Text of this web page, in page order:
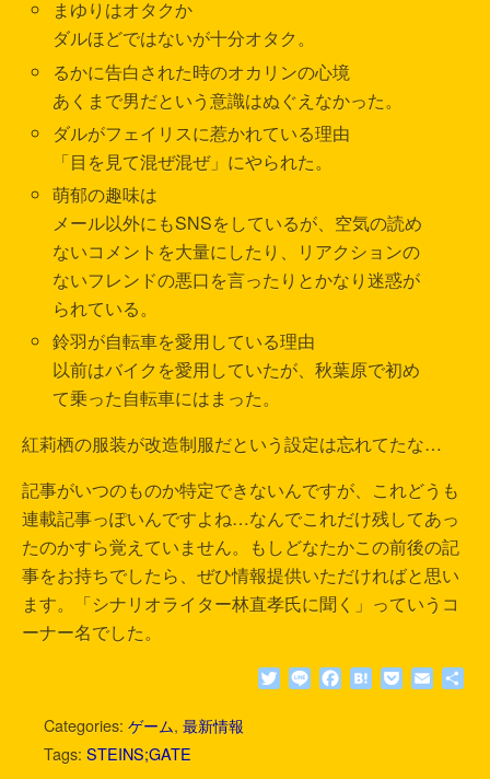
まゆりはオタクか
ダルほどではないが十分オタク。
るかに告白された時のオカリンの心境
あくまで男だという意識はぬぐえなかった。
ダルがフェイリスに惹かれている理由
「目を見て混ぜ混ぜ」にやられた。
萌郁の趣味は
メール以外にもSNSをしているが、空気の読め
ないコメントを大量にしたり、リアクションの
ないフレンドの悪口を言ったりとかなり迷惑が
られている。
鈴羽が自転車を愛用している理由
以前はバイクを愛用していたが、秋葉原で初め
て乗った自転車にはまった。
紅莉栖の服装が改造制服だという設定は忘れてたな…
記事がいつのものか特定できないんですが、これどうも
連載記事っぽいんですよね…なんでこれだけ残してあっ
たのかすら覚えていません。もしどなたかこの前後の記
事をお持ちでしたら、ぜひ情報提供いただければと思い
ます。「シナリオライター林直孝氏に聞く」っていうコ
ーナー名でした。
T
L
F
H
P
E
Categories: ゲーム, 最新情報
Tags: STEINS;GATE